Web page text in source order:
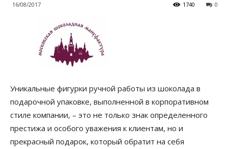
16/08/2017 0
1740
Уникальные фигурки ручной работы из шоколада в
подарочной упаковке, выполненной в корпоративном
стиле компании, – это не только знак определенного
престижа и особого уважения к клиентам, но и
прекрасный подарок, который обратит на себя